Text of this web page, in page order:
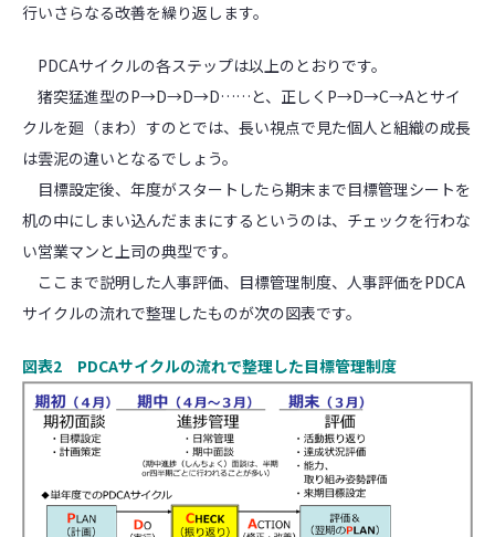
行いさらなる改善を繰り返します。
PDCAサイクルの各ステップは以上のとおりです。
猪突猛進型のP→D→D→D……と、正しくP→D→C→Aとサイ
クルを廻（まわ）すのとでは、長い視点で見た個人と組織の成長
は雲泥の違いとなるでしょう。
目標設定後、年度がスタートしたら期末まで目標管理シートを
机の中にしまい込んだままにするというのは、チェックを行わな
い営業マンと上司の典型です。
ここまで説明した人事評価、目標管理制度、人事評価をPDCA
サイクルの流れで整理したものが次の図表です。
図表2 PDCAサイクルの流れで整理した目標管理制度